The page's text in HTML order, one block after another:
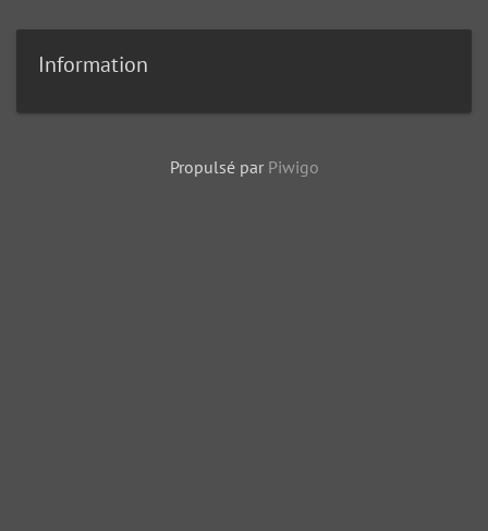
Information
Propulsé par Piwigo